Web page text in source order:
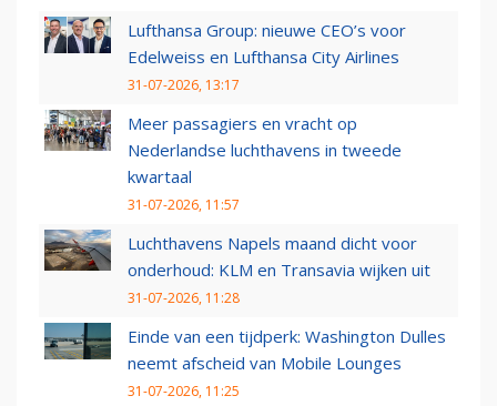
Lufthansa Group: nieuwe CEO’s voor
Edelweiss en Lufthansa City Airlines
31-07-2026, 13:17
Meer passagiers en vracht op
Nederlandse luchthavens in tweede
kwartaal
31-07-2026, 11:57
Luchthavens Napels maand dicht voor
onderhoud: KLM en Transavia wijken uit
31-07-2026, 11:28
Einde van een tijdperk: Washington Dulles
neemt afscheid van Mobile Lounges
31-07-2026, 11:25